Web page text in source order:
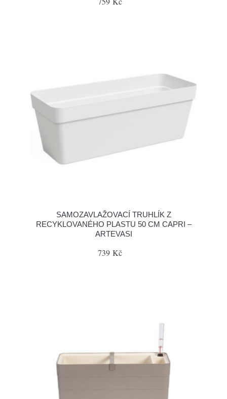
SAMOZAVLAŽOVACÍ TRUHLÍK Z
RECYKLOVANÉHO PLASTU 50 CM CAPRI –
ARTEVASI
739 Kč